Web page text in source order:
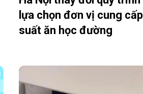
lựa chọn đơn vị cung cấp
suất ăn học đường